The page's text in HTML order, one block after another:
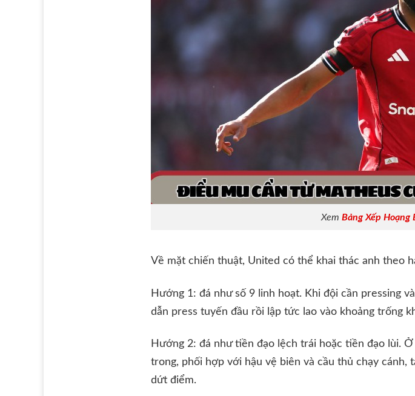
Xem Bảng Xếp Hoạng
Về mặt chiến thuật, United có thể khai thác anh theo
Hướng 1: đá như số 9 linh hoạt. Khi đội cần pressing
dẫn press tuyến đầu rồi lập tức lao vào khoảng trống
Hướng 2: đá như tiền đạo lệch trái hoặc tiền đạo lùi.
trong, phối hợp với hậu vệ biên và cầu thủ chạy cánh,
dứt điểm.